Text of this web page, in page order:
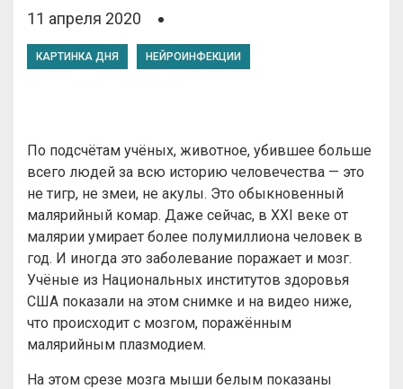
11 апреля 2020
КАРТИНКА ДНЯ НЕЙРОИНФЕКЦИИ
По подсчётам учёных, животное, убившее больше
всего людей за всю историю человечества — это
не тигр, не змеи, не акулы. Это обыкновенный
малярийный комар. Даже сейчас, в XXI веке от
малярии умирает более полумиллиона человек в
год. И иногда это заболевание поражает и мозг.
Учёные из Национальных институтов здоровья
США показали на этом снимке и на видео ниже,
что происходит с мозгом, поражённым
малярийным плазмодием.
На этом срезе мозга мыши белым показаны